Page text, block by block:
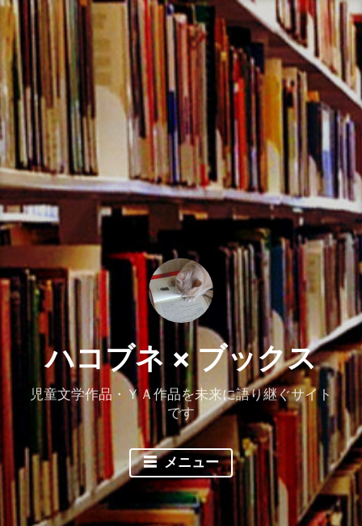
コ
ン
テ
ン
ツ
へ
ス
キ
ッ
プ
ハコブネ × ブックス
児童文学作品・ＹＡ作品を未来に語り継ぐサイト
です
メニュー